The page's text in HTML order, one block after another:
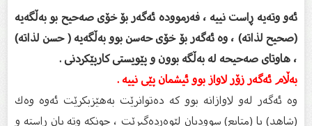
ئەو وتەیە ڕاست نییە ، فەرموودە ئەگەر بۆ خۆی صەحیح بو بەڵگەیە
(صحيح لذاته) ، وە ئەگەر بۆ خۆی حەسن بوو بەڵگەیە ( حسن لذاته)
، هاوتای صەحیحە لە بەڵگە بوون و پێویستی كارپێكردنی .
بەڵام ئەگەر زۆر لاواز بوو ئیشمان پێی نییە .
وە ئەگەر لەو لاوازانە بوو كە دەتوانرێت بەهێزبكرێت ئەوە وەك
(شاهد) یا (متابع) سوودیان لێوەردەگیرێت ، چونكە وتە یان ڕاستە و